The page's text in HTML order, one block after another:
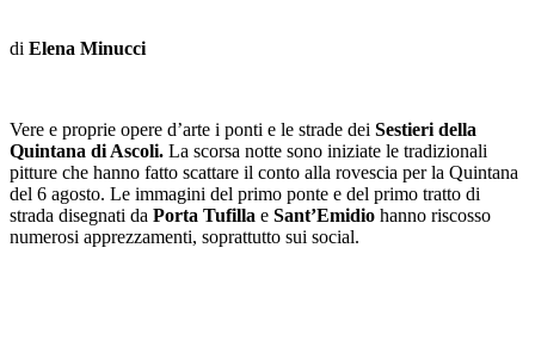
di Elena Minucci
Vere e proprie opere d’arte i ponti e le strade dei Sestieri della
Quintana di Ascoli. La scorsa notte sono iniziate le tradizionali
pitture che hanno fatto scattare il conto alla rovescia per la Quintana
del 6 agosto. Le immagini del primo ponte e del primo tratto di
strada disegnati da Porta Tufilla e Sant’Emidio hanno riscosso
numerosi apprezzamenti, soprattutto sui social.